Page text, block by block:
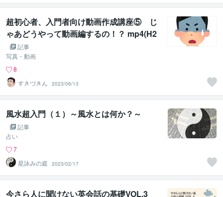
超初心者、入門者向け動画作成講座⑤ じ
ゃあどうやって動画編するの！？ mp4(H2
64)で出力！
記事
写真・動画
8
すきづきん
2023/06/13
風水超入門（１）～風水とは何か？～
記事
占い
7
星詠みの庭
2023/02/17
今さら人に聞けない英会話の基礎VOL.3